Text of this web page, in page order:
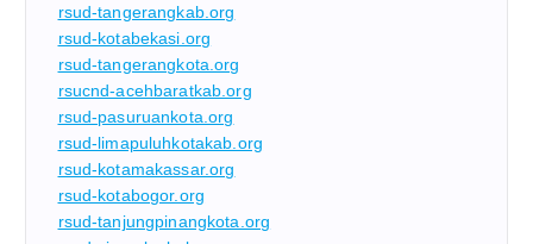
rsud-tangerangkab.org
rsud-kotabekasi.org
rsud-tangerangkota.org
rsucnd-acehbaratkab.org
rsud-pasuruankota.org
rsud-limapuluhkotakab.org
rsud-kotamakassar.org
rsud-kotabogor.org
rsud-tanjungpinangkota.org